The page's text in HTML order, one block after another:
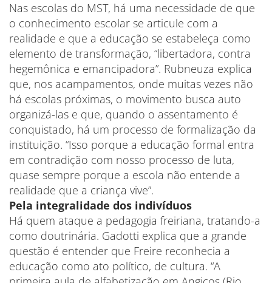
Nas escolas do MST, há uma necessidade de que
o conhecimento escolar se articule com a
realidade e que a educação se estabeleça como
elemento de transformação, “libertadora, contra
hegemônica e emancipadora”. Rubneuza explica
que, nos acampamentos, onde muitas vezes não
há escolas próximas, o movimento busca auto
organizá-las e que, quando o assentamento é
conquistado, há um processo de formalização da
instituição. “Isso porque a educação formal entra
em contradição com nosso processo de luta,
quase sempre porque a escola não entende a
realidade que a criança vive”.
Pela integralidade dos indivíduos
Há quem ataque a pedagogia freiriana, tratando-a
como doutrinária. Gadotti explica que a grande
questão é entender que Freire reconhecia a
educação como ato político, de cultura. “A